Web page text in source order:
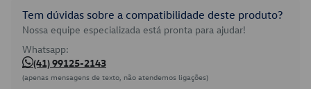
Tem dúvidas sobre a compatibilidade deste produto?
Nossa equipe especializada está pronta para ajudar!
Whatsapp:
(41) 99125-2143
(apenas mensagens de texto, não atendemos ligações)